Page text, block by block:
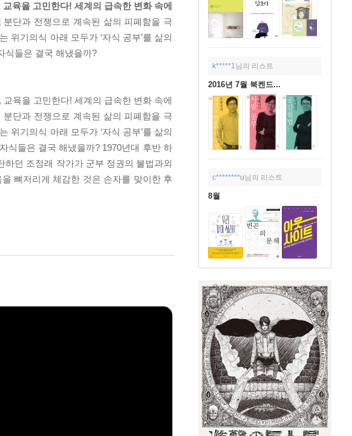
k*****1님의 리스트
2016년 7월 북켄드...
c********u님의 리스트
8월
육을 고민한다! 세계의 급속한 변화 속에
분단과 전쟁으로 계속된 삶의 피폐함을 극
위기의식 아래 모두가 ‘자식 공부’를 삶의
식들은 결국 해냈을까?
육을 고민한다! 세계의 급속한 변화 속에
단과 전쟁으로 계속된 삶의 피폐함을 극
위기의식 아래 모두가 ‘자식 공부’를 삶의
식들은 결국 해냈을까? 1970년대 후반 하
던 조정래 작가가 군부 정권의 불법과외
뼈저리게 체감한 것은 손자를 맞이한 후